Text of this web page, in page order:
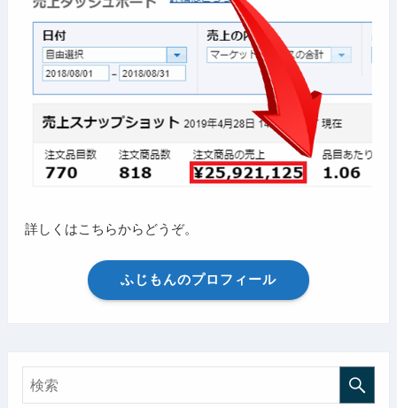
詳しくはこちらからどうぞ。
ふじもんのプロフィール